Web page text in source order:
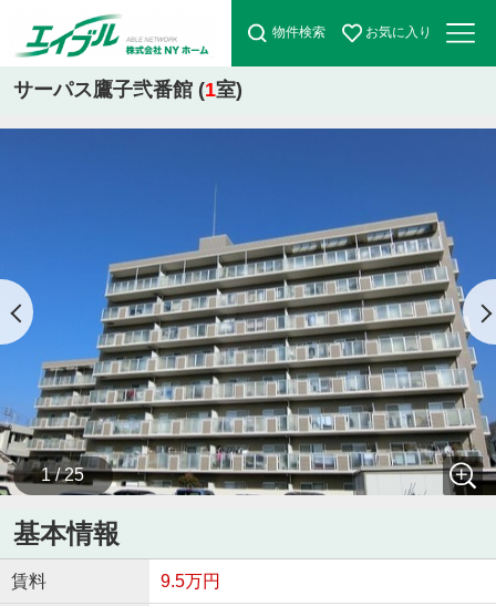
物件検索 お気に入り
サーパス鷹子弐番館 (1室)
1 / 25
基本情報
賃料 9.5万円